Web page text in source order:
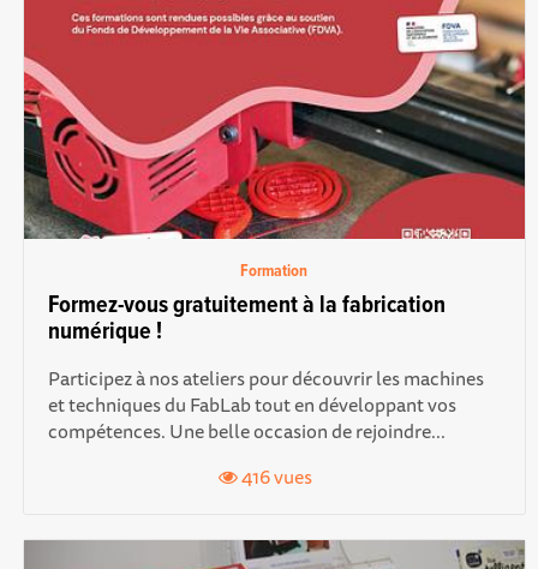
Formation
Formez-vous gratuitement à la fabrication
numérique !
Participez à nos ateliers pour découvrir les machines
et techniques du FabLab tout en développant vos
compétences. Une belle occasion de rejoindre...
416 vues